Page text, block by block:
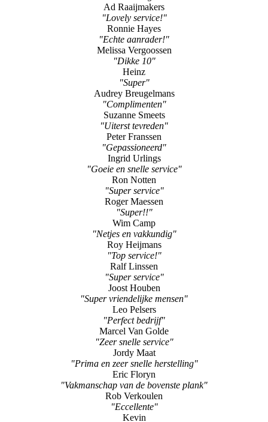
Ad Raaijmakers
"Lovely service!"
Ronnie Hayes
"Echte aanrader!"
Melissa Vergoossen
"Dikke 10"
Heinz
"Super"
Audrey Breugelmans
"Complimenten"
Suzanne Smeets
"Uiterst tevreden"
Peter Franssen
"Gepassioneerd"
Ingrid Urlings
"Goeie en snelle service"
Ron Notten
"Super service"
Roger Maessen
"Super!!"
Wim Camp
"Netjes en vakkundig"
Roy Heijmans
"Top service!"
Ralf Linssen
"Super service"
Joost Houben
"Super vriendelijke mensen"
Leo Pelsers
"Perfect bedrijf"
Marcel Van Golde
"Zeer snelle service"
Jordy Maat
"Prima en zeer snelle herstelling"
Eric Floryn
"Vakmanschap van de bovenste plank"
Rob Verkoulen
"Eccellente"
Kevin